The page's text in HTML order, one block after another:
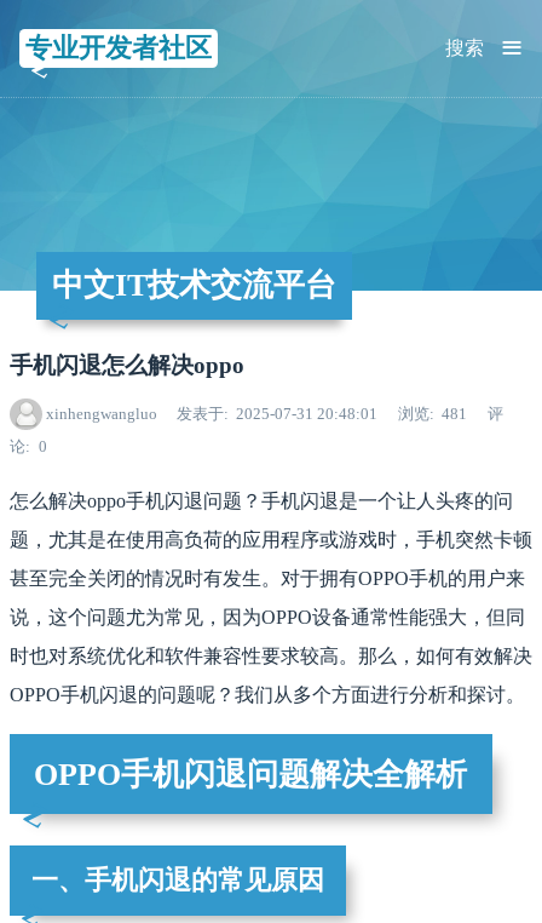
专业开发者社区 ≡
搜索
中文IT技术交流平台
手机闪退怎么解决oppo
xinhengwangluo 发表于 2025-07-31 20:48:01 浏览 481
评
论
0
怎么解决oppo手机闪退问题？手机闪退是一个让人头疼的问
题，尤其是在使用高负荷的应用程序或游戏时，手机突然卡顿
甚至完全关闭的情况时有发生。对于拥有OPPO手机的用户来
说，这个问题尤为常见，因为OPPO设备通常性能强大，但同
时也对系统优化和软件兼容性要求较高。那么，如何有效解决
OPPO手机闪退的问题呢？我们从多个方面进行分析和探讨。
OPPO手机闪退问题解决全解析
一、手机闪退的常见原因